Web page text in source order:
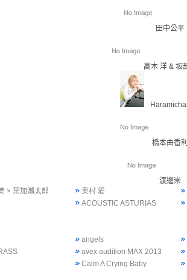
田中公平
高木 洋 & 坂
橋本由香利
渡邊崇
× 葉加瀨太郎
奥村 愛
ACOUSTIC ASTURIAS
angels
avex audition MAX 2013
Calm A Crying Baby